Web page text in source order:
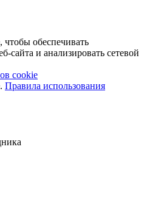
обеспечивать
сайта и анализировать сетевой
cookie
Правила использования